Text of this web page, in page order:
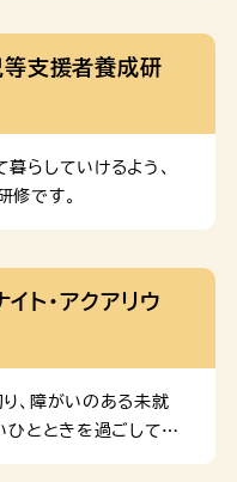
等支援者養成研
らしていけるよう、
修です。
ト・アクアリウ
、障がいのある未就
ひとときを過ごしてい